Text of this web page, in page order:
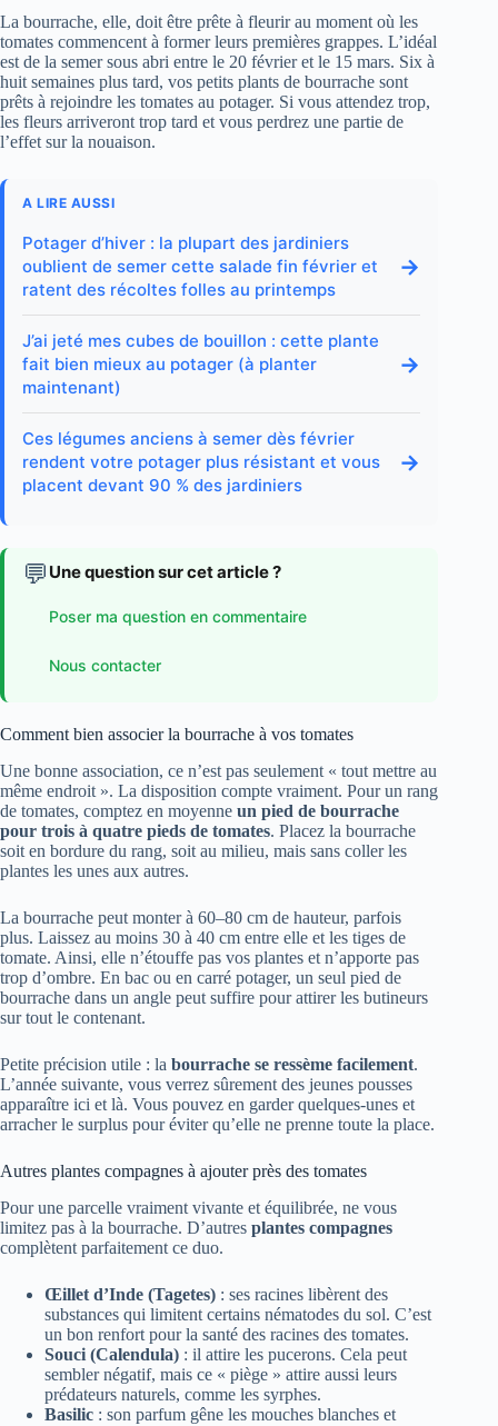
La bourrache, elle, doit être prête à fleurir au moment où les
tomates commencent à former leurs premières grappes. L’idéal
est de la semer sous abri entre le 20 février et le 15 mars. Six à
huit semaines plus tard, vos petits plants de bourrache sont
prêts à rejoindre les tomates au potager. Si vous attendez trop,
les fleurs arriveront trop tard et vous perdrez une partie de
l’effet sur la nouaison.
A LIRE AUSSI
Potager d’hiver : la plupart des jardiniers
oublient de semer cette salade fin février et
ratent des récoltes folles au printemps
→
J’ai jeté mes cubes de bouillon : cette plante
fait bien mieux au potager (à planter
maintenant)
→
Ces légumes anciens à semer dès février
rendent votre potager plus résistant et vous
placent devant 90 % des jardiniers
→
💬 Une question sur cet article ?
Poser ma question en commentaire
Nous contacter
Comment bien associer la bourrache à vos tomates
Une bonne association, ce n’est pas seulement « tout mettre au
même endroit ». La disposition compte vraiment. Pour un rang
de tomates, comptez en moyenne un pied de bourrache
pour trois à quatre pieds de tomates. Placez la bourrache
soit en bordure du rang, soit au milieu, mais sans coller les
plantes les unes aux autres.
La bourrache peut monter à 60–80 cm de hauteur, parfois
plus. Laissez au moins 30 à 40 cm entre elle et les tiges de
tomate. Ainsi, elle n’étouffe pas vos plantes et n’apporte pas
trop d’ombre. En bac ou en carré potager, un seul pied de
bourrache dans un angle peut suffire pour attirer les butineurs
sur tout le contenant.
Petite précision utile : la bourrache se ressème facilement.
L’année suivante, vous verrez sûrement des jeunes pousses
apparaître ici et là. Vous pouvez en garder quelques-unes et
arracher le surplus pour éviter qu’elle ne prenne toute la place.
Autres plantes compagnes à ajouter près des tomates
Pour une parcelle vraiment vivante et équilibrée, ne vous
limitez pas à la bourrache. D’autres plantes compagnes
complètent parfaitement ce duo.
Œillet d’Inde (Tagetes) : ses racines libèrent des
substances qui limitent certains nématodes du sol. C’est
un bon renfort pour la santé des racines des tomates.
Souci (Calendula) : il attire les pucerons. Cela peut
sembler négatif, mais ce « piège » attire aussi leurs
prédateurs naturels, comme les syrphes.
Basilic : son parfum gêne les mouches blanches et